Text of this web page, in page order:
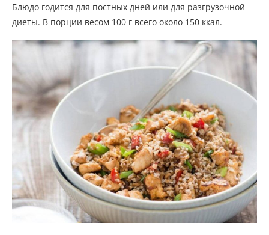
Блюдо годится для постных дней или для разгрузочной
диеты. В порции весом 100 г всего около 150 ккал.